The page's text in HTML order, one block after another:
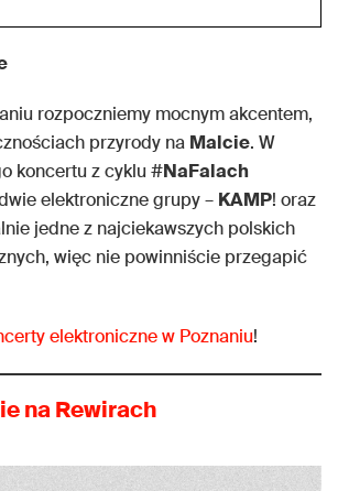
rozpoczniemy mocnym akcentem,
przyrody na Malcie. W
koncertu z cyklu #NaFalach
elektroniczne grupy – KAMP! oraz
jedne z najciekawszych polskich
więc nie powinniście przegapić
elektroniczne w Poznaniu!
na Rewirach